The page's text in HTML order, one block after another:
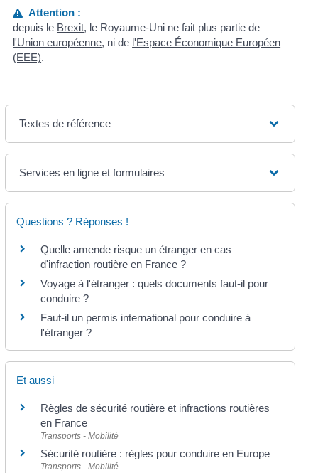
Attention :
depuis le Brexit, le Royaume-Uni ne fait plus partie de
l'Union européenne, ni de l'Espace Économique Européen
(EEE).
Textes de référence
Services en ligne et formulaires
Questions ? Réponses !
Quelle amende risque un étranger en cas
d'infraction routière en France ?
Voyage à l'étranger : quels documents faut-il pour
conduire ?
Faut-il un permis international pour conduire à
l'étranger ?
Et aussi
Règles de sécurité routière et infractions routières
en France
Transports - Mobilité
Sécurité routière : règles pour conduire en Europe
Transports - Mobilité